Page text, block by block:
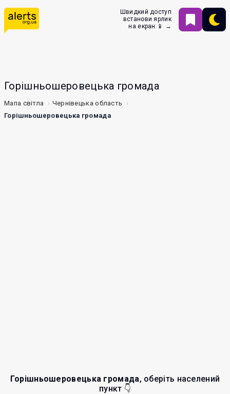
Швидкий доступ
встанови ярлик
на екран 📱 →
Горішньошеровецька громада
Мапа світла
Чернівецька область
Горішньошеровецька громада
Горішньошеровецька громада, оберіть населений
пункт 👇